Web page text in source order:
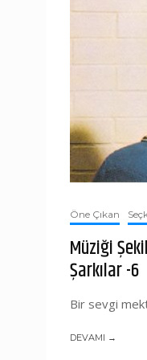
Öne Çıkan
Müziği
Şarkılar -6
Bir sevgi
DEVAMI →